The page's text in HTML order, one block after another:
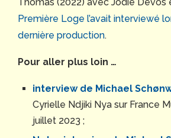
Première Loge l’avait interviewé
dernière production.
Pour aller plus loin …
interview de Michael
Cyrielle Ndjiki Nya sur France
juillet 2023 ;